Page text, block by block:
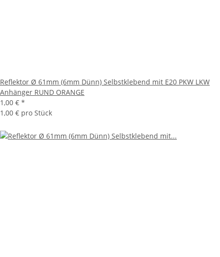
Reflektor Ø 61mm (6mm Dünn) Selbstklebend mit E20 PKW LKW
Anhänger RUND ORANGE
1,00 € *
1,00 € pro Stück